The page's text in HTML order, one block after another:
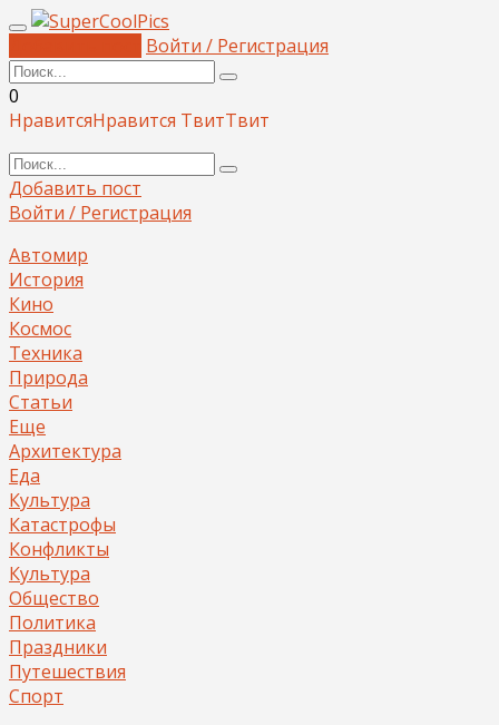
Войти / Регистрация
0
НравитсяНравится ТвитТвит
Добавить пост
Войти / Регистрация
Автомир
История
Кино
Космос
Техника
Природа
Статьи
Еще
Архитектура
Еда
Культура
Катастрофы
Конфликты
Культура
Общество
Политика
Праздники
Путешествия
Спорт